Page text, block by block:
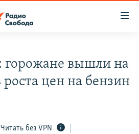
горожане вышли на
цен на бензин
Читать без VPN